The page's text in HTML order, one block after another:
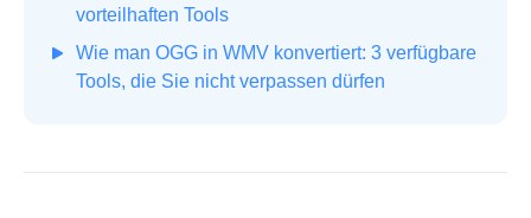
vorteilhaften Tools
Wie man OGG in WMV konvertiert: 3 verfügbare
Tools, die Sie nicht verpassen dürfen